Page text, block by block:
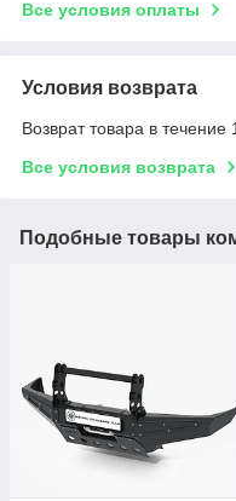
Все условия оплаты
Условия возврата
Возврат товара в
Все условия возврата
Подобные товары